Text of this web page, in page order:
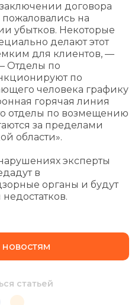
договора
на
убытков. Некоторые
делают этот
для клиентов, —
Отделы по
по
человека графику
горячая линия
отделы по возмещению
за пределами
области».
эксперты
в
органы и будут
статьей